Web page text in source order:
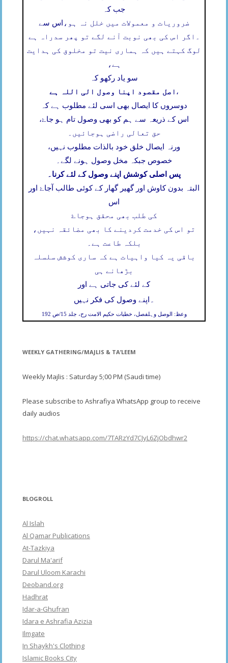
جب کہ
اس سے ضروریات و معمولات میں خلل نہ ہو،
اگر اس کی بھی نوبت آنے لگے تو پھر سدراہ ہے ۔
لوگ کہتے ہیں کہ ہماری نیت تو مخلوق کی ہدایت
ہے،
سو یاد رکھو کہ
اصل مقصود اپنا وصول الی اللہ ہے ،
دوسروں کا ایصال بھی اسی لئے مطلوب ہے کہ
اس کے ذریعہ سے ہم کو بھی وصول تام ہو جاۓ،
حق تعالی راضی ہوجائیں۔
ورنہ ایصال خلق خود بالذات مطلوب نہیں،
خصوص جبکہ مخل وصول ہونے لگے۔
پس اصلی کوشش اپنے وصول کے لئے کرنا۔
البتہ بدون کاوش اور گھیر گھار کے کوئی طالب آجاۓ اور
اس
کی طلب بھی محقق ہوجاۓ
تو اس کی خدمت کردینے کا بھی مضائقہ نہیں،
بلکہ طاعت ہے۔
باقی یہ کیا واہیات ہے کہ ساری کوشش سلسلہ
بڑھانے ہی
کے لئے کی جاتی ہے اور
اپنے وصول کی فکر نہیں ۔
وعظ: الوصل وہلفصل، خطبات حکیم الامت رح، جلد 15/ص 192
WEEKLY GATHERING/MAJLIS & TA’LEEM
Weekly Majlis : Saturday 5;00 PM (Saudi time)
Please subscribe to Ashrafiya WhatsApp group to receive
daily audios
https://chat.whatsapp.com/7TARzYd7CJyL6ZjObdhwr2
BLOGROLL
Al Islah
Al Qamar Publications
At-Tazkiya
Darul Ma'arif
Darul Uloom Karachi
Deoband.org
Hadhrat
Idar-a-Ghufran
Idara e Ashrafia Azizia
Ilmgate
In Shaykh's Clothing
Islamic Books City